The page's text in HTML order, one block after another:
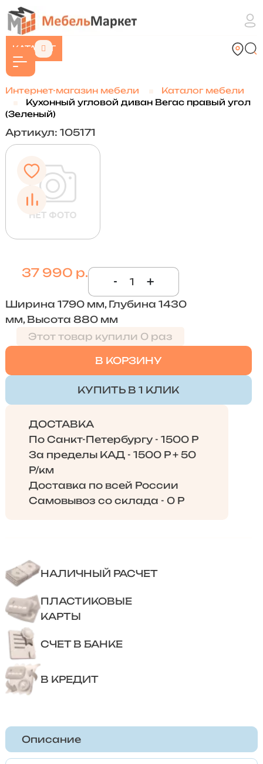
КАТАЛОГ
Интернет-магазин мебели
Каталог мебели
Кухонный угловой диван Вегас правый угол
(Зеленый)
Артикул: 105171
37 990 р.
- +
Ширина 1790 мм, Глубина 1430
мм, Высота 880 мм
Этот товар купили 0 раз
В КОРЗИНУ
КУПИТЬ В 1 КЛИК
ДОСТАВКА
По Санкт-Петербургу - 1500 Р
За пределы КАД - 1500 Р + 50
Р/км
Доставка по всей России
Самовывоз со склада - 0 Р
НАЛИЧНЫЙ РАСЧЕТ
ПЛАСТИКОВЫЕ
КАРТЫ
СЧЕТ В БАНКЕ
В КРЕДИТ
Описание